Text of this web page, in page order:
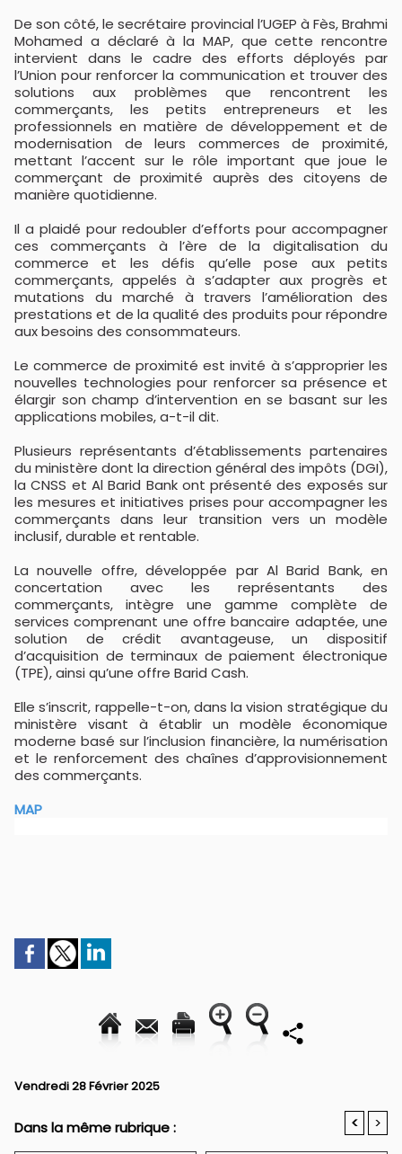
De son côté, le secrétaire provincial l’UGEP à Fès, Brahmi
Mohamed a déclaré à la MAP, que cette rencontre
intervient dans le cadre des efforts déployés par
l’Union pour renforcer la communication et trouver des
solutions aux problèmes que rencontrent les
commerçants, les petits entrepreneurs et les
professionnels en matière de développement et de
modernisation de leurs commerces de proximité,
mettant l’accent sur le rôle important que joue le
commerçant de proximité auprès des citoyens de
manière quotidienne.
Il a plaidé pour redoubler d’efforts pour accompagner
ces commerçants à l’ère de la digitalisation du
commerce et les défis qu’elle pose aux petits
commerçants, appelés à s’adapter aux progrès et
mutations du marché à travers l’amélioration des
prestations et de la qualité des produits pour répondre
aux besoins des consommateurs.
Le commerce de proximité est invité à s’approprier les
nouvelles technologies pour renforcer sa présence et
élargir son champ d’intervention en se basant sur les
applications mobiles, a-t-il dit.
Plusieurs représentants d’établissements partenaires
du ministère dont la direction général des impôts (DGI),
la CNSS et Al Barid Bank ont présenté des exposés sur
les mesures et initiatives prises pour accompagner les
commerçants dans leur transition vers un modèle
inclusif, durable et rentable.
La nouvelle offre, développée par Al Barid Bank, en
concertation avec les représentants des
commerçants, intègre une gamme complète de
services comprenant une offre bancaire adaptée, une
solution de crédit avantageuse, un dispositif
d’acquisition de terminaux de paiement électronique
(TPE), ainsi qu’une offre Barid Cash.
Elle s’inscrit, rappelle-t-on, dans la vision stratégique du
ministère visant à établir un modèle économique
moderne basé sur l’inclusion financière, la numérisation
et le renforcement des chaînes d’approvisionnement
des commerçants.
MAP
Vendredi 28 Février 2025
Dans la même rubrique : < >